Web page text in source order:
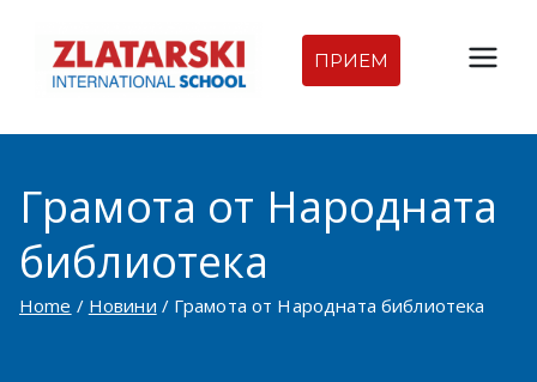
content
Междуна
родна
гимназия
Златарск
и |
ПРИЕМ
Грамота от Народната
библиотека
Home Новини Грамота от Народната библиотека